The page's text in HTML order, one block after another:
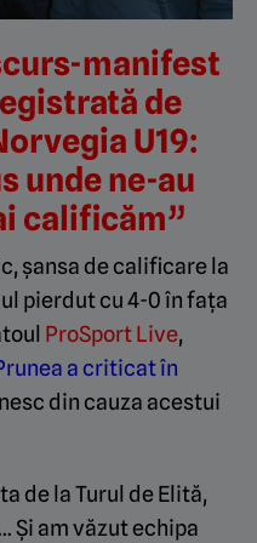
manifest
de
U19:
unde ne-au
calificăm”
șansa de calificare la
pierdut cu 4-0 în fața
ProSport Live,
a criticatîn
din cauza acestui
de la Turul de Elită,
Și am văzut echipa